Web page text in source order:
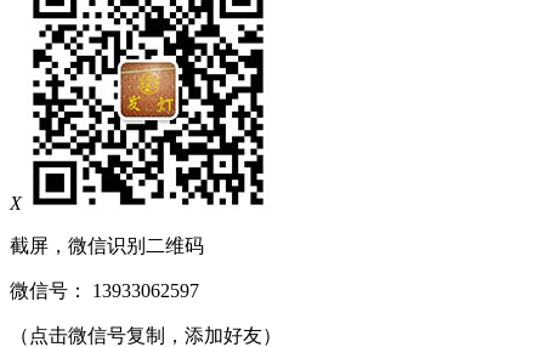
X
截屏，微信识别二维码
微信号： 13933062597
（点击微信号复制，添加好友）